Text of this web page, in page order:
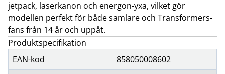
jetpack, laserkanon och energon-yxa, vilket gör
modellen perfekt för både samlare och Transformers-
fans från 14 år och uppåt.
Produktspecifikation
EAN-kod
858050008602